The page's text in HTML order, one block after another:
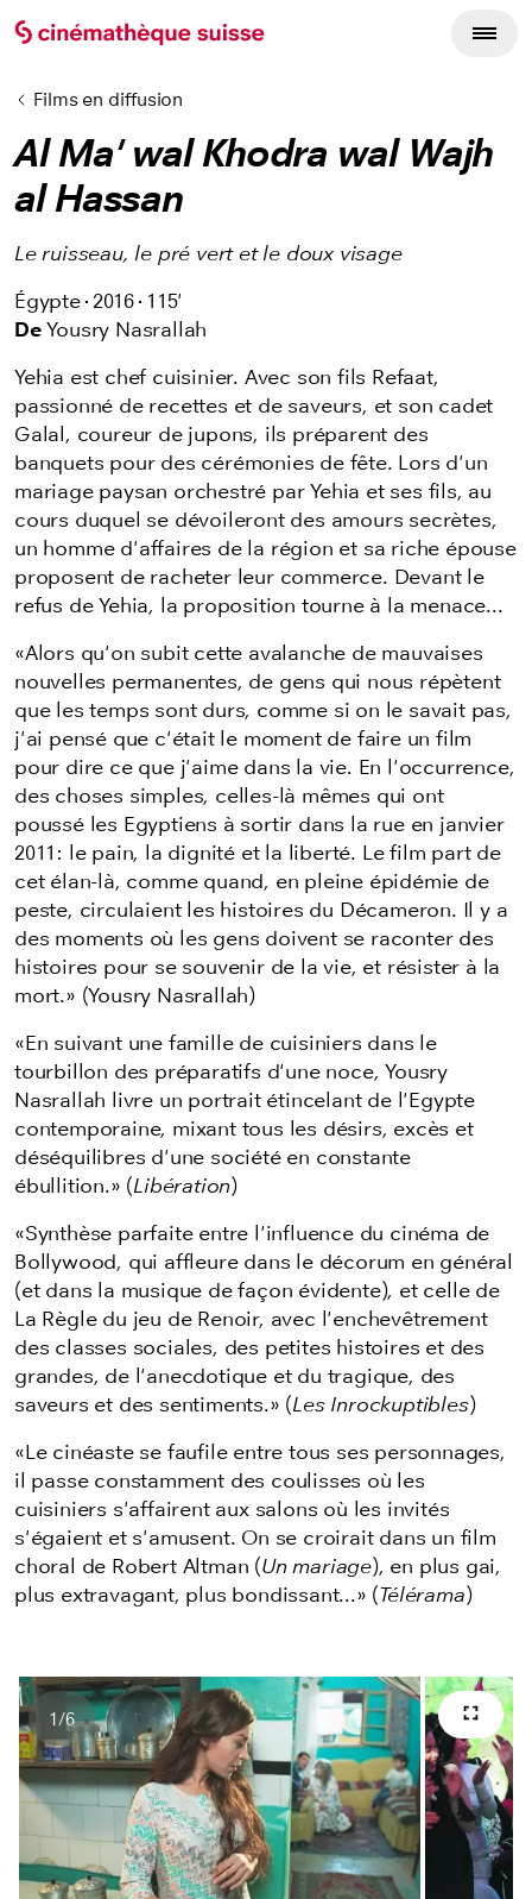
Films en diffusion
Al Ma' wal Khodra wal Wajh
al Hassan
Le ruisseau, le pré vert et le doux visage
Égypte 2016 115'
DeYousry Nasrallah
Yehia est chef cuisinier. Avec son fils Refaat,
passionné de recettes et de saveurs, et son cadet
Galal, coureur de jupons, ils préparent des
banquets pour des cérémonies de fête. Lors d'un
mariage paysan orchestré par Yehia et ses fils, au
cours duquel se dévoileront des amours secrètes,
un homme d'affaires de la région et sa riche épouse
proposent de racheter leur commerce. Devant le
refus de Yehia, la proposition tourne à la menace...
«Alors qu'on subit cette avalanche de mauvaises
nouvelles permanentes, de gens qui nous répètent
que les temps sont durs, comme si on le savait pas,
j'ai pensé que c'était le moment de faire un film
pour dire ce que j'aime dans la vie. En l'occurrence,
des choses simples, celles-là mêmes qui ont
poussé les Egyptiens à sortir dans la rue en janvier
2011: le pain, la dignité et la liberté. Le film part de
cet élan-là, comme quand, en pleine épidémie de
peste, circulaient les histoires du Décameron. Il y a
des moments où les gens doivent se raconter des
histoires pour se souvenir de la vie, et résister à la
mort.» (Yousry Nasrallah)
«En suivant une famille de cuisiniers dans le
tourbillon des préparatifs d'une noce, Yousry
Nasrallah livre un portrait étincelant de l'Egypte
contemporaine, mixant tous les désirs, excès et
déséquilibres d'une société en constante
ébullition.» (Libération)
«Synthèse parfaite entre l'influence du cinéma de
Bollywood, qui affleure dans le décorum en général
(et dans la musique de façon évidente), et celle de
La Règle du jeu de Renoir, avec l'enchevêtrement
des classes sociales, des petites histoires et des
grandes, de l'anecdotique et du tragique, des
saveurs et des sentiments.» (Les Inrockuptibles)
«Le cinéaste se faufile entre tous ses personnages,
il passe constamment des coulisses où les
cuisiniers s'affairent aux salons où les invités
s'égaient et s'amusent. On se croirait dans un film
choral de Robert Altman (Un mariage), en plus gai,
plus extravagant, plus bondissant...» (Télérama)
Nombres d'images
1/6 Plein